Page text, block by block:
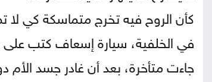
كأن الروح فيه تخرج متماسكة كي لا
في الخلفية، سيارة إسعاف كتب على مقدمتها 10، لكنها لا تنقذ
جاءت متأخرة، بعد أن غادر جسد الأم